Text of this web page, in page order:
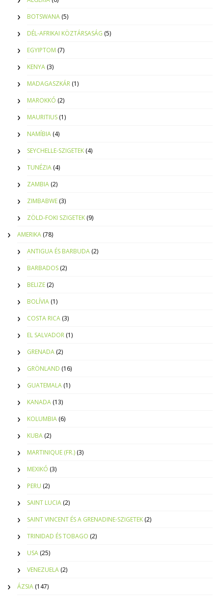
BOTSWANA (5)
DÉL-AFRIKAI KÖZTÁRSASÁG (5)
EGYIPTOM (7)
KENYA (3)
MADAGASZKÁR (1)
MAROKKÓ (2)
MAURITIUS (1)
NAMÍBIA (4)
SEYCHELLE-SZIGETEK (4)
TUNÉZIA (4)
ZAMBIA (2)
ZIMBABWE (3)
ZÖLD-FOKI SZIGETEK (9)
AMERIKA (78)
ANTIGUA ÉS BARBUDA (2)
BARBADOS (2)
BELIZE (2)
BOLÍVIA (1)
COSTA RICA (3)
EL SALVADOR (1)
GRENADA (2)
GRÖNLAND (16)
GUATEMALA (1)
KANADA (13)
KOLUMBIA (6)
KUBA (2)
MARTINIQUE (FR.) (3)
MEXIKÓ (3)
PERU (2)
SAINT LUCIA (2)
SAINT VINCENT ÉS A GRENADINE-SZIGETEK (2)
TRINIDAD ÉS TOBAGO (2)
USA (25)
VENEZUELA (2)
ÁZSIA (147)